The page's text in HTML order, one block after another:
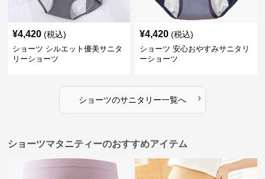
¥4,420 (税込)
ショーツ シルエット優美サニタ
リーショーツ
¥4,420 (税込)
ショーツ 安心おやすみサニタリ
ーショーツ
ショーツのサニタリー一覧へ ›
ショーツマタニティーのおすすめアイテム